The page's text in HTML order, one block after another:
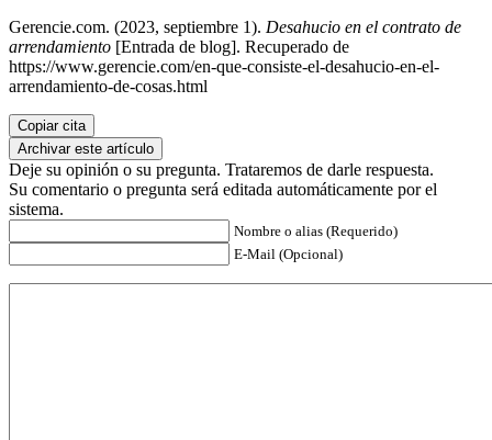
Gerencie.com. (2023, septiembre 1). Desahucio en el contrato de
arrendamiento [Entrada de blog]. Recuperado de
https://www.gerencie.com/en-que-consiste-el-desahucio-en-el-
arrendamiento-de-cosas.html
Copiar cita
Archivar este artículo
Deje su opinión o su pregunta. Trataremos de darle respuesta.
Su comentario o pregunta será editada automáticamente por el
sistema.
Nombre o alias (Requerido)
E-Mail (Opcional)